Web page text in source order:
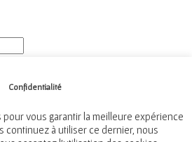
Confidentialité
vous garantir la meilleure expérience
continuez à utiliser ce dernier, nous